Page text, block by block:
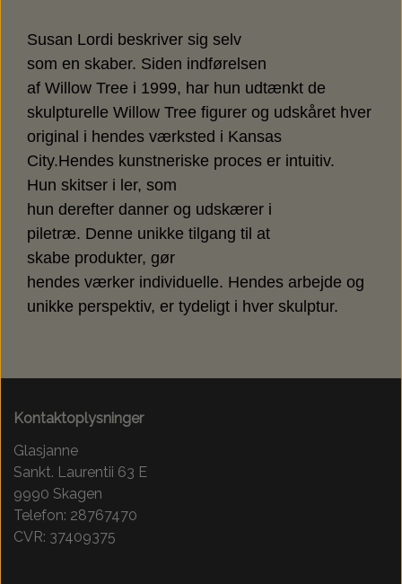
Susan Lordi beskriver sig selv
som en skaber. Siden indførelsen
af Willow Tree i 1999, har hun udtænkt de
skulpturelle Willow Tree figurer og udskåret hver
original i hendes værksted i Kansas
City.Hendes kunstneriske proces er intuitiv.
Hun skitser i ler, som
hun derefter danner og udskærer i
piletræ. Denne unikke tilgang til at
skabe produkter, gør
hendes værker individuelle. Hendes arbejde og
unikke perspektiv, er tydeligt i hver skulptur.
Kontaktoplysninger
Glasjanne
Sankt. Laurentii 63 E
9990 Skagen
Telefon: 28767470
CVR: 37409375